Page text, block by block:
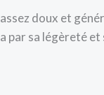
doux et
par sa légèreté